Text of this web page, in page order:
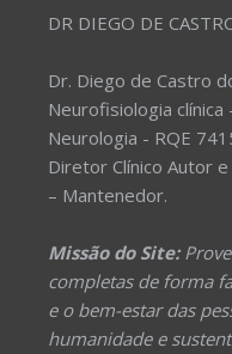
DR DIEGO DE
Dr. Diego de Castro
Neurofisiologia clínica
Neurologia - RQE
Diretor Clínico Autor
– Mantenedor.
Missão do Site:
completas de forma
e o bem-estar das
humanidade e